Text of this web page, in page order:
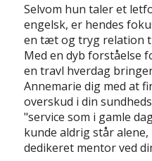
Selvom hun taler et
engelsk, er hendes
en tæt og tryg relation
Med en dyb forståelse
en travl hverdag
Annemarie dig med at
overskud i din
"service som i gamle
kunde aldrig står
dedikeret mentor ved